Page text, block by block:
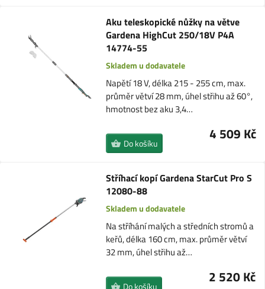
Aku teleskopické nůžky na větve
Gardena HighCut 250/18V P4A
14774-55
Skladem u dodavatele
Napětí 18 V, délka 215 - 255 cm, max.
průměr větví 28 mm, úhel střihu až 60°,
hmotnost bez aku 3,4…
4 509 Kč
Do košíku
Stříhací kopí Gardena StarCut Pro S
12080-88
Skladem u dodavatele
Na stříhání malých a středních stromů a
keřů, délka 160 cm, max. průměr větví
32 mm, úhel střihu až…
2 520 Kč
Do košíku